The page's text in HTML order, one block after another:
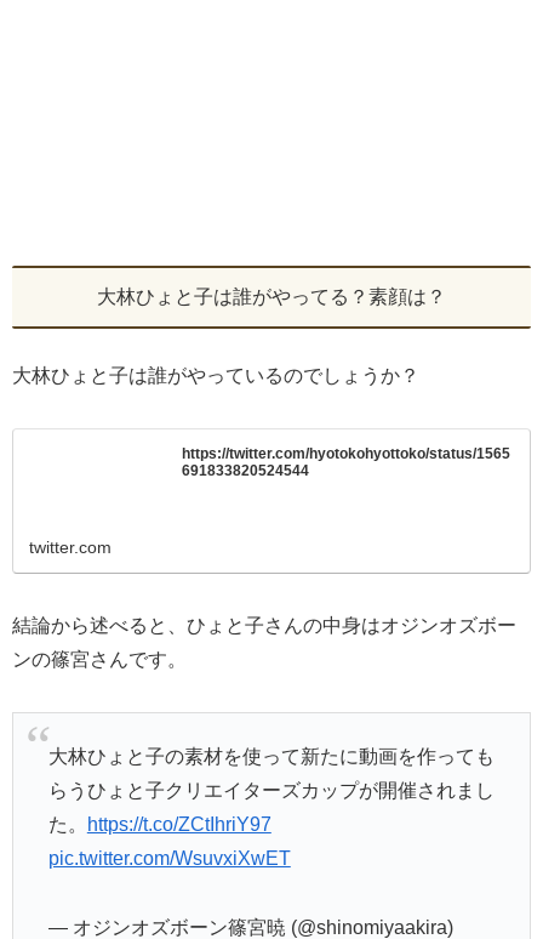
大林ひょと子は誰がやってる？素顔は？
大林ひょと子は誰がやっているのでしょうか？
https://twitter.com/hyotokohyottoko/status/1565
691833820524544
twitter.com
結論から述べると、ひょと子さんの中身はオジンオズボー
ンの篠宮さんです。
大林ひょと子の素材を使って新たに動画を作っても
らうひょと子クリエイターズカップが開催されまし
た。
https://t.co/ZCtIhriY97
pic.twitter.com/WsuvxiXwET
— オジンオズボーン篠宮暁 (@shinomiyaakira)